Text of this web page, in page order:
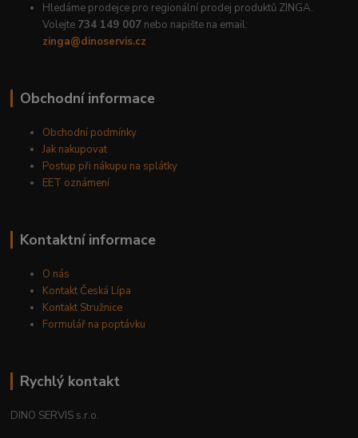
Hledáme prodejce pro regionální prodej produktů ZINGA.
Volejte 734 149 007 nebo napište na email:
zinga@dinoservis.cz
Obchodní informace
Obchodní podmínky
Jak nakupovat
Postup při nákupu na splátky
EET oznámení
Kontaktní informace
O nás
Kontakt Česká Lípa
Kontakt Stružnice
Formulář na poptávku
Rychlý kontakt
DINO SERVIS s.r.o.